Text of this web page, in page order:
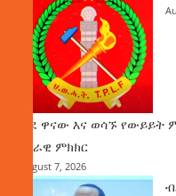
ወደ ዋናው እና ወሳኙ የውይይት
ሀገራዊ ምክክር
August 7, 2026